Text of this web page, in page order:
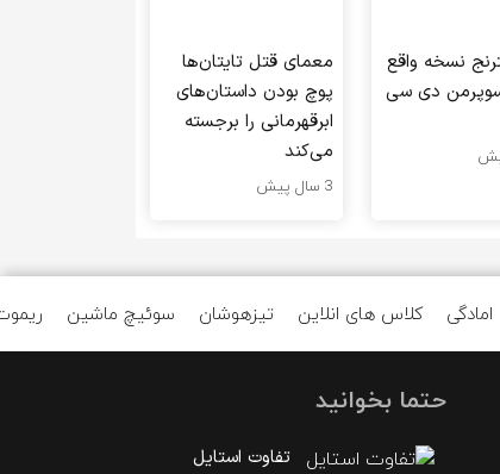
نسخه واقع
سوپرمن دی سی
معمای قتل تایتان‌ها
پوچ بودن داستان‌های
ابرقهرمانی را برجسته
می‌کند
3 سال پیش
سوئیچ ماشین تیزهوشان کلاس های انلاین امادگی
حتما بخوانید
تفاوت استایل